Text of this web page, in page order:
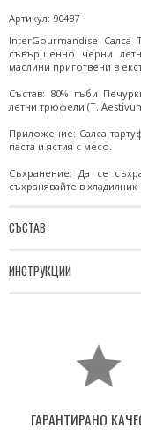
Артикул: 90487
InterGourmandise Салса
съвършенно черни
маслини приготвени в
Състав: 80% гъби
летни трюфели (T.
Приложение: Салса
паста и ястия с месо.
Съхранение: Да се
съхранявайте в
СЪСТАВ
ИНСТРУКЦИИ
ГАРАНТИРАНО